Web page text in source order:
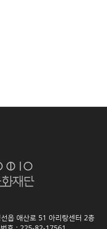
읍 애산로 51 아리랑센터 2층